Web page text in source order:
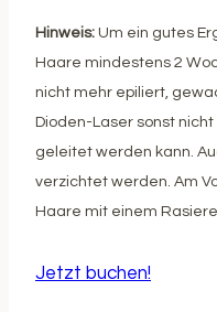
Hinweis: Um ein gutes
Haare mindestens 2
nicht mehr epiliert,
Dioden-Laser sonst
geleitet werden kann.
verzichtet werden. Am
Haare mit einem
Jetzt buchen!